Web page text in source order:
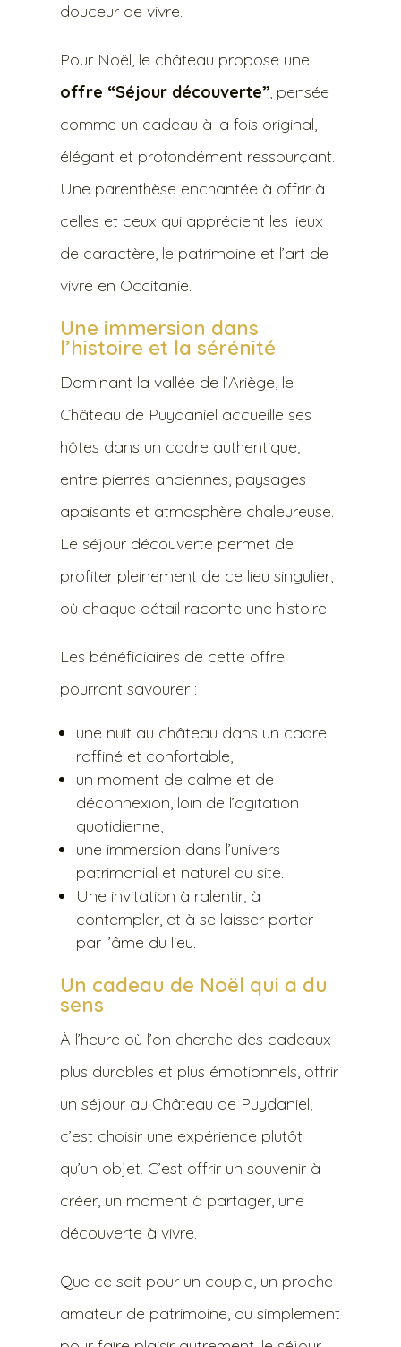
douceur de vivre.
Pour Noël, le château propose une
offre “Séjour découverte”, pensée
comme un cadeau à la fois original,
élégant et profondément ressourçant.
Une parenthèse enchantée à offrir à
celles et ceux qui apprécient les lieux
de caractère, le patrimoine et l’art de
vivre en Occitanie.
Une immersion dans
l’histoire et la sérénité
Dominant la vallée de l’Ariège, le
Château de Puydaniel accueille ses
hôtes dans un cadre authentique,
entre pierres anciennes, paysages
apaisants et atmosphère chaleureuse.
Le séjour découverte permet de
profiter pleinement de ce lieu singulier,
où chaque détail raconte une histoire.
Les bénéficiaires de cette offre
pourront savourer :
une nuit au château dans un cadre
raffiné et confortable,
un moment de calme et de
déconnexion, loin de l’agitation
quotidienne,
une immersion dans l’univers
patrimonial et naturel du site.
Une invitation à ralentir, à
contempler, et à se laisser porter
par l’âme du lieu.
Un cadeau de Noël qui a du
sens
À l’heure où l’on cherche des cadeaux
plus durables et plus émotionnels, offrir
un séjour au Château de Puydaniel,
c’est choisir une expérience plutôt
qu’un objet. C’est offrir un souvenir à
créer, un moment à partager, une
découverte à vivre.
Que ce soit pour un couple, un proche
amateur de patrimoine, ou simplement